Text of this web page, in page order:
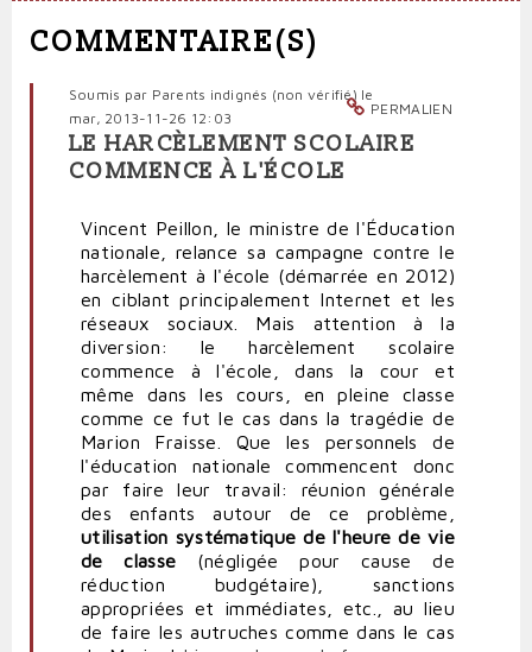
COMMENTAIRE(S)
PERMALIEN
Soumis par Parents indignés (non vérifié) le
mar, 2013-11-26 12:03
LE HARCÈLEMENT SCOLAIRE
COMMENCE À L'ÉCOLE
Vincent Peillon, le ministre de l'Éducation
nationale, relance sa campagne contre le
harcèlement à l'école (démarrée en 2012)
en ciblant principalement Internet et les
réseaux sociaux. Mais attention à la
diversion: le harcèlement scolaire
commence à l'école, dans la cour et
même dans les cours, en pleine classe
comme ce fut le cas dans la tragédie de
Marion Fraisse. Que les personnels de
l'éducation nationale commencent donc
par faire leur travail: réunion générale
des enfants autour de ce problème,
utilisation systématique de l'heure de vie
de classe (négligée pour cause de
réduction budgétaire), sanctions
appropriées et immédiates, etc., au lieu
de faire les autruches comme dans le cas